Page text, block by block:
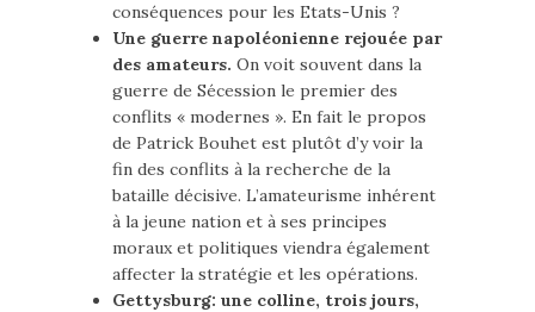
conséquences pour les Etats-Unis ?
Une guerre napoléonienne rejouée par
des amateurs. On voit souvent dans la
guerre de Sécession le premier des
conflits « modernes ». En fait le propos
de Patrick Bouhet est plutôt d’y voir la
fin des conflits à la recherche de la
bataille décisive. L’amateurisme inhérent
à la jeune nation et à ses principes
moraux et politiques viendra également
affecter la stratégie et les opérations.
Gettysburg: une colline, trois jours,